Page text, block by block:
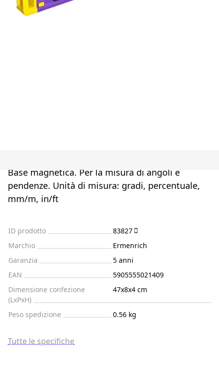
Base magnetica. Per la misura di angoli e
pendenze. Unità di misura: gradi, percentuale,
mm/m, in/ft
ID prodotto
83827
Marchio
Ermenrich
Garanzia
5 anni
EAN
5905555021409
Dimensione confezione
(LxPxH)
47x8x4 cm
Peso spedizione 0.56 kg
Tutte le specifiche